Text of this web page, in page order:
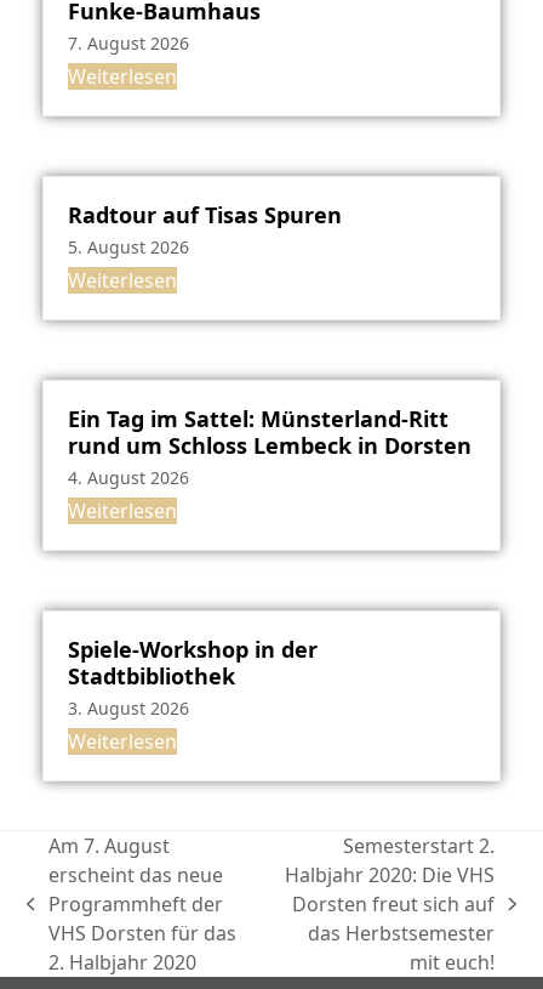
Funke-Baumhaus
7. August 2026
Weiterlesen
Radtour auf Tisas Spuren
5. August 2026
Weiterlesen
Ein Tag im Sattel: Münsterland-Ritt
rund um Schloss Lembeck in Dorsten
4. August 2026
Weiterlesen
Spiele-Workshop in der
Stadtbibliothek
3. August 2026
Weiterlesen
vorheriger
Beitrag:
Am 7. August
erscheint das neue
Programmheft der
VHS Dorsten für das
2. Halbjahr 2020
Nächster
Beitrag:
Semesterstart 2.
Halbjahr 2020: Die VHS
Dorsten freut sich auf
das Herbstsemester
mit euch!